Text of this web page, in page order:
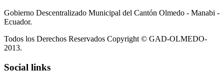
Gobierno Descentralizado Municipal del Cantón Olmedo - Manabi -
Ecuador.
Todos los Derechos Reservados Copyright © GAD-OLMEDO-
2013.
Social links